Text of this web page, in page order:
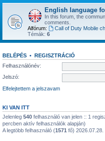
English language
In this forum, the
comments.
Alfórum:
Call of Duty Mobile
Témák: 6
BELÉPÉS • REGISZTRÁCIÓ
Felhasználónév:
Jelszó:
Elfelejtettem a jelszavam
KI VAN ITT
Jelenleg 540 felhasználó van jelen :: 1
percben aktív felhasználók alapján)
A legtöbb felhasználó (1571 fő) 2026.07.28.